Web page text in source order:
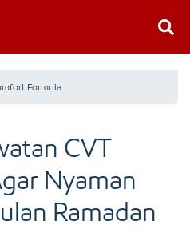
Formula
CVT
Nyaman
Ramadan